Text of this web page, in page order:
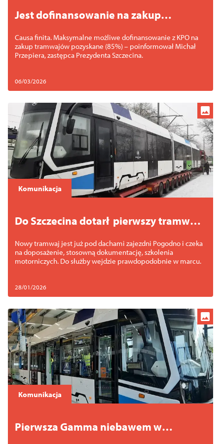
Jest dofinansowanie na zakup
Causa finita. Maksymalne możliwe dofinansowanie z KPO na
zakup tramwajów pozyskane (85%) – poinformował Michał
Przepiera, zastępca Prezydenta Szczecina.
06/03/2026
Komunikacja
Do Szczecina dotarł pierwszy tramwaj
Nowy tramwaj jest już pod dachami zajezdni Pogodno i czeka
na doposażenie, stosowną dokumentację, szkolenia
motorniczych. Do służby wejdzie prawdopodobnie w marcu.
28/01/2026
Komunikacja
Pierwsza Gamma niebawem w